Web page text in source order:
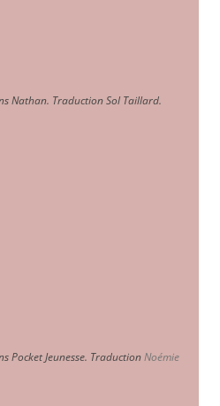
Nathan. Traduction Sol Taillard.
Pocket Jeunesse. TraductionNoémie